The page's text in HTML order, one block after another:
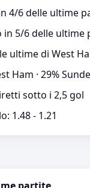
4/6 delle ultime
in 5/6 delle ultime
ultime di West
Ham · 29%
sotto i 2,5 gol
1.48 - 1.21